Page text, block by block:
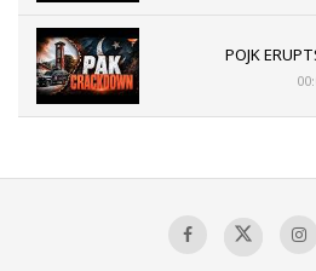
POJK